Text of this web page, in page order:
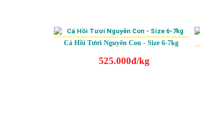
Cá Hồi Tươi Nguyên Con - Size 6-7kg
525.000đ/kg